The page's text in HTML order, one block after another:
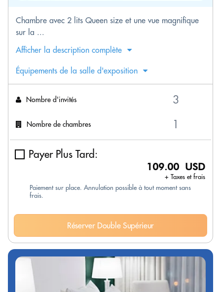
Chambre avec 2 lits Queen size et une vue magnifique
sur la ...
Afficher la description complète
Équipements de la salle d'exposition
Nombre d'invités
Nombre de chambres
Payer Plus Tard:
109.00 USD
+ Taxes et frais
Paiement sur place. Annulation possible à tout moment sans
frais.
Réserver Double Supérieur